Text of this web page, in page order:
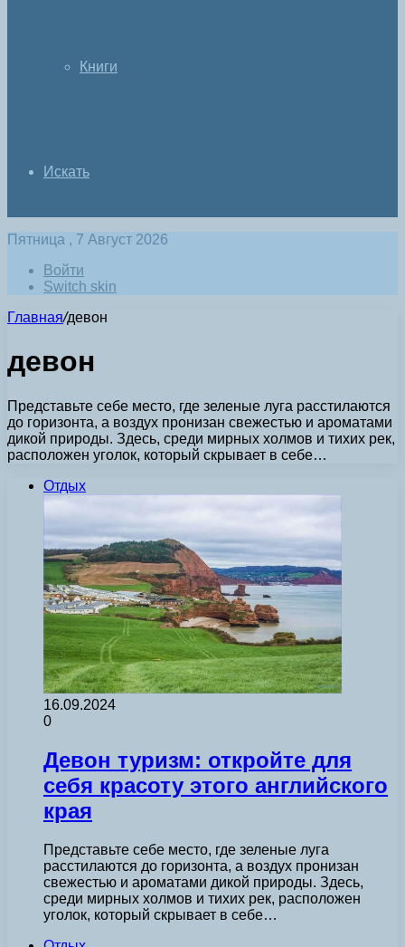
Книги
Искать
Пятница , 7 Август 2026
Войти
Switch skin
Главная/девон
девон
Представьте себе место, где зеленые луга расстилаются
до горизонта, а воздух пронизан свежестью и ароматами
дикой природы. Здесь, среди мирных холмов и тихих рек,
расположен уголок, который скрывает в себе…
Отдых
16.09.2024
0
Девон туризм: откройте для
себя красоту этого английского
края
Представьте себе место, где зеленые луга
расстилаются до горизонта, а воздух пронизан
свежестью и ароматами дикой природы. Здесь,
среди мирных холмов и тихих рек, расположен
уголок, который скрывает в себе…